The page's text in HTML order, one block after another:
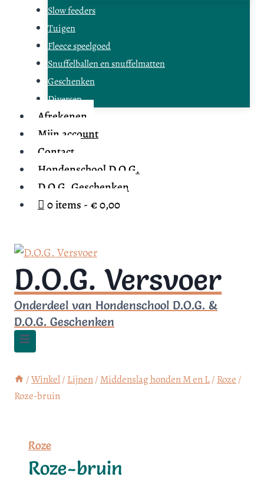
Slow feeders
Tuigen
Fleece speelgoed
Snuffelballen en snuffelmatten
Geschenken
Diversen
Afrekenen
Mijn account
Contact
Hondenschool D.O.G.
D.O.G. Geschenken
0 items
€ 0,00
D.O.G. Versvoer
Onderdeel van Hondenschool D.O.G. &
D.O.G. Geschenken
/Winkel/ Lijnen/ Middenslag honden M en L/ Roze /
Roze-bruin
Roze
Roze-bruin